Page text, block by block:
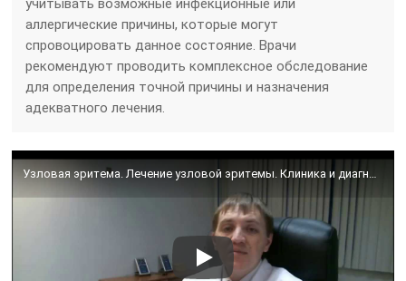
учитывать возможные инфекционные или
аллергические причины, которые могут
спровоцировать данное состояние. Врачи
рекомендуют проводить комплексное обследование
для определения точной причины и назначения
адекватного лечения.
Узловая эритема. Лечение узловой эритемы. Клиника и диагностика узловой эритемы.